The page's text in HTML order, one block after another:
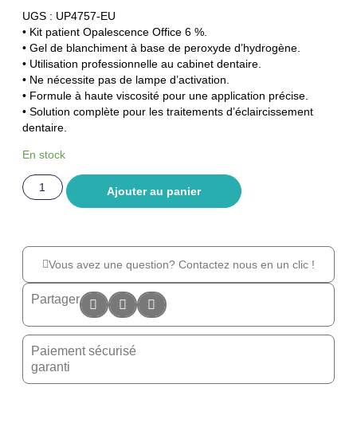
UGS : UP4757-EU
• Kit patient Opalescence Office 6 %.
• Gel de blanchiment à base de peroxyde d’hydrogène.
• Utilisation professionnelle au cabinet dentaire.
• Ne nécessite pas de lampe d’activation.
• Formule à haute viscosité pour une application précise.
• Solution complète pour les traitements d’éclaircissement
dentaire.
En stock
Ajouter au panier
Vous avez une question? Contactez nous en un clic !
Partager
Paiement sécurisé
garanti